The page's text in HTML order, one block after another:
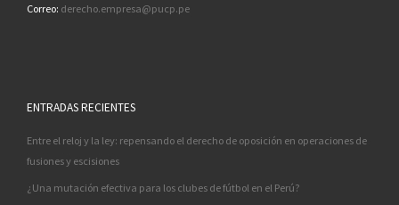
Correo: derecho.empresa@pucp.pe
ENTRADAS RECIENTES
Entre el reloj y la ley: repensando el derecho de oposición en operaciones de
fusiones y escisiones
¿Una mutación efectiva para los clubes de fútbol en el Perú?